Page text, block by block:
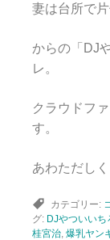
妻は台所で
からの「DJ
レ。
クラウドフ
す。
あわただし
カテゴリー:
グ: DJやついいち
桂宮治 爆乳ヤン